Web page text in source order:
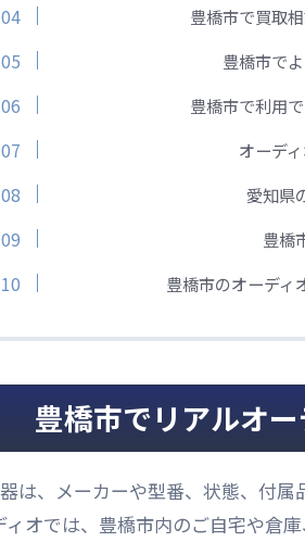
豊橋市で買取
豊橋市で
豊橋市で利用
オーデ
愛知県
豊橋
豊橋市のオーディ
豊橋市でリアルオ
は、メーカーや型番、状態、付属
ィオでは、豊橋市内のご自宅や倉